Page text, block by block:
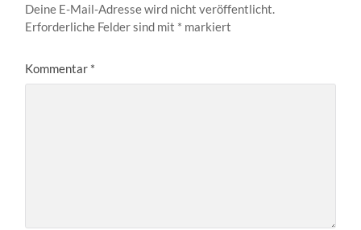
Deine E-Mail-Adresse wird nicht veröffentlicht.
Erforderliche Felder sind mit * markiert
Kommentar *